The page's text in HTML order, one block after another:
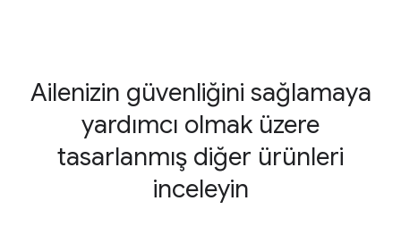
Ailenizin güvenliğini sağlamaya
yardımcı olmak üzere
tasarlanmış diğer ürünleri
inceleyin